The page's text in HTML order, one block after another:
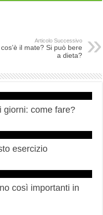
Articolo Successivo
il mate? Si può bere
a dieta?
giorni: come fare?
esercizio
così importanti in